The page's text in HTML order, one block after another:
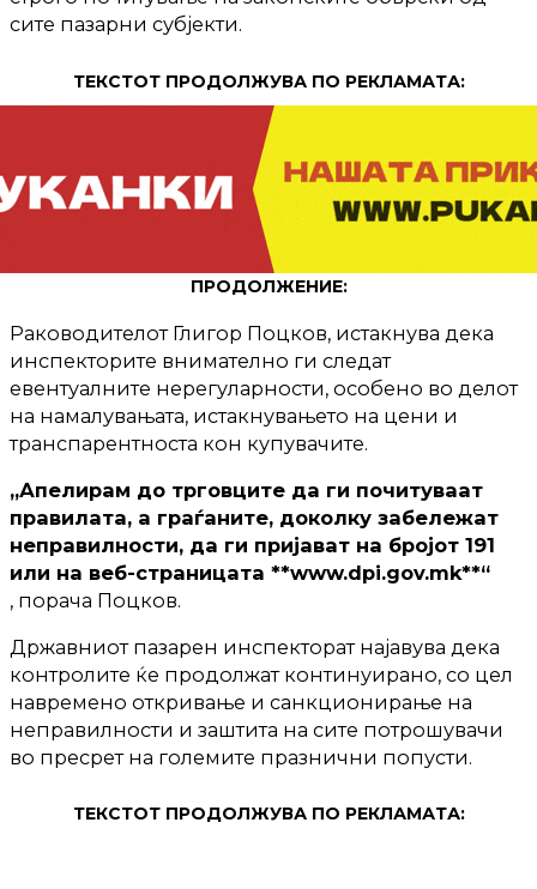
сите пазарни субјекти.
ТЕКСТОТ ПРОДОЛЖУВА ПО РЕКЛАМАТА:
ПРОДОЛЖЕНИЕ:
Раководителот Глигор Поцков, истакнува дека
инспекторите внимателно ги следат
евентуалните нерегуларности, особено во делот
на намалувањата, истакнувањето на цени и
транспарентноста кон купувачите.
„Апелирам до трговците да ги почитуваат
правилата, а граѓаните, доколку забележат
неправилности, да ги пријават на бројот 191
или на веб-страницата **www.dpi.gov.mk**“
, порача Поцков.
Државниот пазарен инспекторат најавува дека
контролите ќе продолжат континуирано, со цел
навремено откривање и санкционирање на
неправилности и заштита на сите потрошувачи
во пресрет на големите празнични попусти.
ТЕКСТОТ ПРОДОЛЖУВА ПО РЕКЛАМАТА: